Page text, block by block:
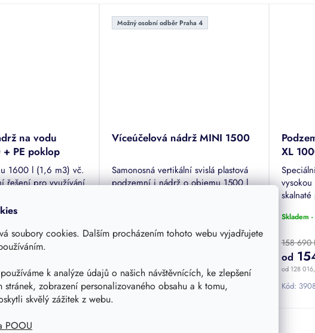
soubory cookies. Dalším procházením tohoto webu vyjadřujete
k analýze údajů o našich návštěvnících, ke zlepšení
stránek, zobrazení personalizovaného obsahu a k tomu,
skvělý zážitek z webu.
POOU
na vodu
PE poklop
1600 l (1,6 m3) vč.
řešení pro využívání
3-10 dnů
Možný osobní odběr Praha 4
Víceúčelová nádrž MINI 1500
Samonosná vertikální svislá plastová
podzemní i nádrž o objemu 1500 l
Kód:65.1500.0000
XL
Skladem
158 690
od 128
od
Kód: